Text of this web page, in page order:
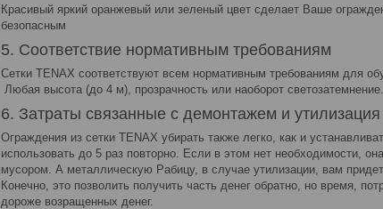
Красивый яркий оранжевый или зеленый цвет сделает Ваше
безопасным
5. Соответствие нормативным требованиям
Сетки TENAX соответствуют всем нормативным требованиям для
Любая высота (до 4 м), прозрачность или наоборот светозатемнение.
6. Затраты связанные с демонтажем и утилизация
Ограждения из сетки TENAX убирать также легко, как и
использовать до 5 раз повторно. Если в этом нет необходимости,
мусором. А металлическую Рабицу, в случае утилизации, вам
Конечно, это позволить получить часть денег обратно, но время,
дороже возращенных денег.